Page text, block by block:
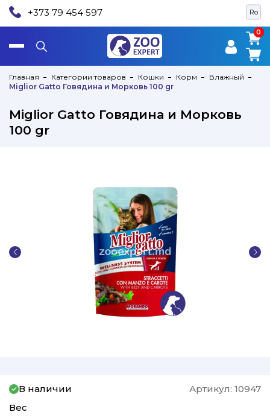
Ro
+373 79 454 597
0
0
Главная Категории товаров Кошки Корм
Влажный
Miglior Gatto Говядина и Морковь 100 gr
Miglior Gatto Говядина и Морковь
100 gr
В наличии Артикул: 10947
Вес